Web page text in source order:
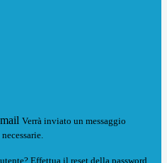
Verrà inviato un messaggio
Effettua il reset della password